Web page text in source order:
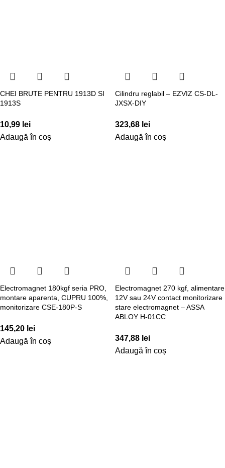
CHEI BRUTE PENTRU 1913D SI
1913S
10,99 lei
Adaugă în coș
Cilindru reglabil – EZVIZ CS-DL-
JXSX-DIY
323,68 lei
Adaugă în coș
Electromagnet 180kgf seria PRO,
montare aparenta, CUPRU 100%,
monitorizare CSE-180P-S
145,20 lei
Adaugă în coș
Electromagnet 270 kgf, alimentare
12V sau 24V contact monitorizare
stare electromagnet – ASSA
ABLOY H-01CC
347,88 lei
Adaugă în coș